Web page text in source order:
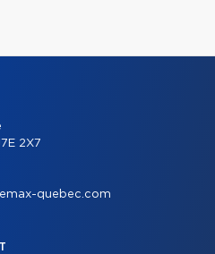
2X7
quebec.com